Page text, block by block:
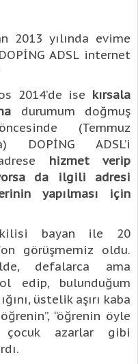
2013 yılında evime
ADSL internet
2014’de ise kırsala
durumum doğmuş
(Temmuz
DOPİNG ADSL’i
hizmet verip
da ilgili adresi
yapılması için
bayan ile 20
görüşmemiz oldu.
defalarca ama
edip, bulunduğum
üstelik aşırı kaba
“öğrenin öyle
çocuk azarlar gibi